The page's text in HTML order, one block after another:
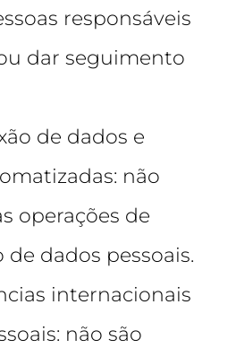
responsáveis
dar seguimento
de dados e
não
operações de
dados pessoais.
internacionais
não são